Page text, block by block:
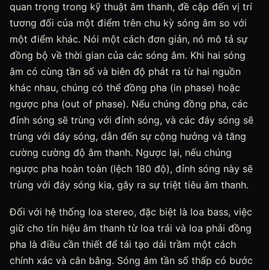
quan trọng trong kỹ thuật âm thanh, đề cập đến vị trí
tương đối của một điểm trên chu kỳ sóng âm so với
một điểm khác. Nói một cách đơn giản, nó mô tả sự
đồng bộ về thời gian của các sóng âm. Khi hai sóng
âm có cùng tần số và biên độ phát ra từ hai nguồn
khác nhau, chúng có thể đồng pha (in phase) hoặc
ngược pha (out of phase). Nếu chúng đồng pha, các
đỉnh sóng sẽ trùng với đỉnh sóng, và các đáy sóng sẽ
trùng với đáy sóng, dẫn đến sự cộng hưởng và tăng
cường cường độ âm thanh. Ngược lại, nếu chúng
ngược pha hoàn toàn (lệch 180 độ), đỉnh sóng này sẽ
trùng với đáy sóng kia, gây ra sự triệt tiêu âm thanh.
Đối với hệ thống loa stereo, đặc biệt là loa bass, việc
giữ cho tín hiệu âm thanh từ loa trái và loa phải đồng
pha là điều cần thiết để tái tạo dải trầm một cách
chính xác và cân bằng. Sóng âm tần số thấp có bước